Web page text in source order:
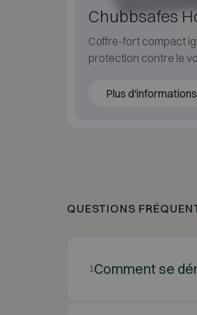
Chubbsafes
Coffre-fort compact
protection contre le
Plus d'informations
QUESTIONS
1Comment se